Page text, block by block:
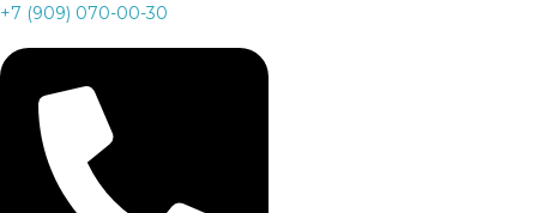
+7 (909) 070-00-30